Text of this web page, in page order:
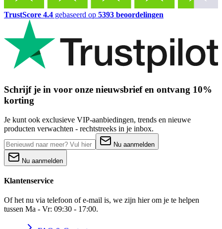
TrustScore 4.4 gebaseerd op 5393 beoordelingen
Schrijf je in voor onze nieuwsbrief en ontvang 10%
korting
Je kunt ook exclusieve VIP-aanbiedingen, trends en nieuwe
producten verwachten - rechtstreeks in je inbox.
Nu aanmelden
Nu aanmelden
Klantenservice
Of het nu via telefoon of e-mail is, we zijn hier om je te helpen
tussen Ma - Vr: 09:30 - 17:00.